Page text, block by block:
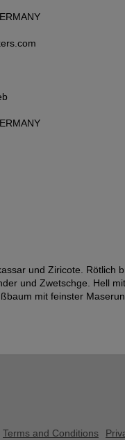
und Ziricote. Rötlich
und Zwetschge. Hell
mit feinster
Terms and Conditions